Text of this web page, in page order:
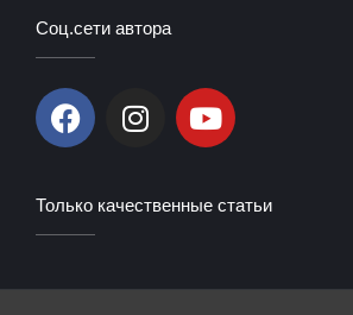
Соц.сети автора
F
a
b
I
n
a
Y
o
u
Только качественные статьи